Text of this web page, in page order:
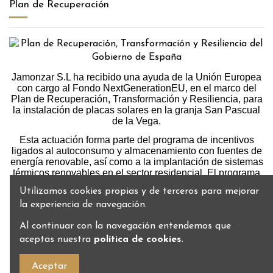
Plan de Recuperación
Jamonzar S.L ha recibido una ayuda de la Unión Europea
con cargo al Fondo NextGenerationEU, en el marco del
Plan de Recuperación, Transformación y Resiliencia, para
la instalación de placas solares en la granja San Pascual
de la Vega.
Esta actuación forma parte del programa de incentivos
ligados al autoconsumo y almacenamiento con fuentes de
energía renovable, así como a la implantación de sistemas
térmicos renovables en el sector residencial. El programa
está gestionado por la Junta de Andalucía, a través de la
Agencia Andaluza de la Energía y el IDAE (Instituto para la
Diversificación y Ahorro de la Energía).
Utilizamos cookies propias y de terceros para mejorar
la experiencia de navegación.
Al continuar con la navegación entendemos que
aceptas nuestra política de cookies.
Aceptar